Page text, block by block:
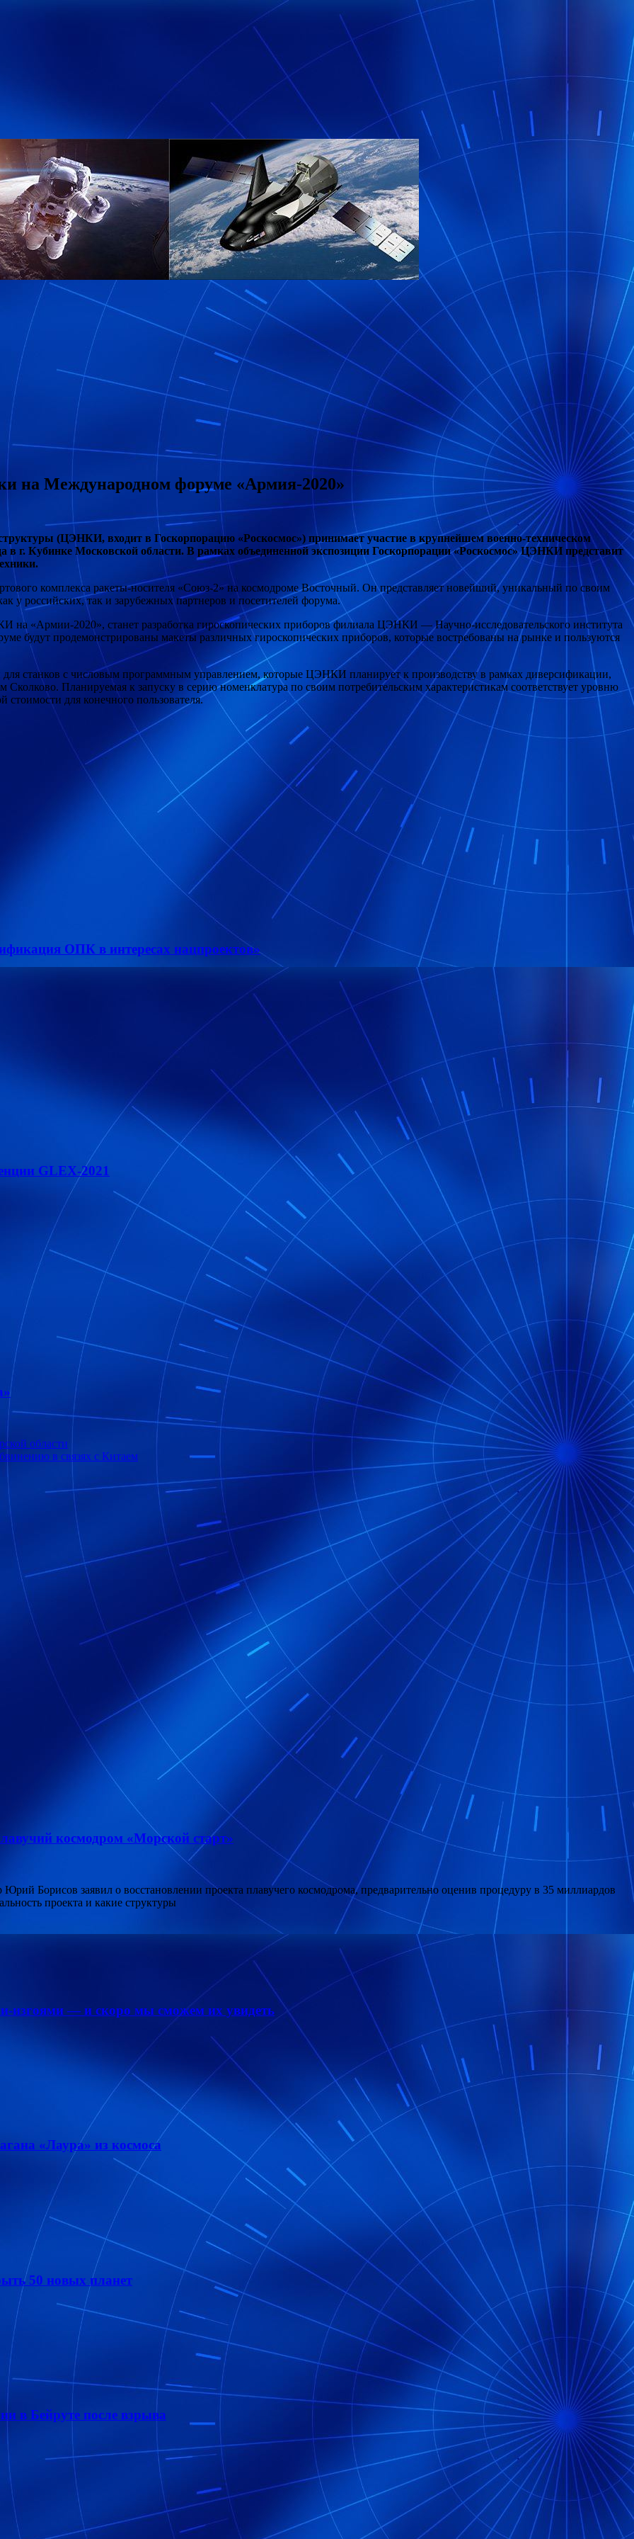
на Международном форуме «Армия-2020»
(ЦЭНКИ, входит в Госкорпорацию «Роскосмос») принимает участие в крупнейшем военно-техническом
в г. Кубинке Московской области. В рамках объединенной экспозиции Госкорпорации «Роскосмос» ЦЭНКИ представит
комплекса ракеты-носителя «Союз-2» на космодроме Восточный. Он представляет новейший, уникальный по своим
у российских, так и зарубежных партнеров и посетителей форума.
«Армии-2020», станет разработка гироскопических приборов филиала ЦЭНКИ — Научно-исследовательского института
будут продемонстрированы макеты различных гироскопических приборов, которые востребованы на рынке и пользуются
станков с числовым программным управлением, которые ЦЭНКИ планирует к производству в рамках диверсификации,
Планируемая к запуску в серию номенклатура по своим потребительским характеристикам соответствует уровню
для конечного пользователя.
ОПК в интересах нацпроектов»
GLEX-2021
области
в связях с Китаем
космодром «Морской старт»
Борисов заявил о восстановлении проекта плавучего космодрома, предварительно оценив процедуру в 35 миллиардов
проекта и какие структуры
изгоями — и скоро мы сможем их увидеть
«Лаура» из космоса
50 новых планет
в Бейруте после взрыва